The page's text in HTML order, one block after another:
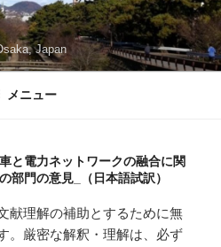
Japan
メニュー
と電力ネットワークの融合に関
部門の意見_（日本語試訳）
献理解の補助とするために無
。厳密な解釈・理解は、必ず